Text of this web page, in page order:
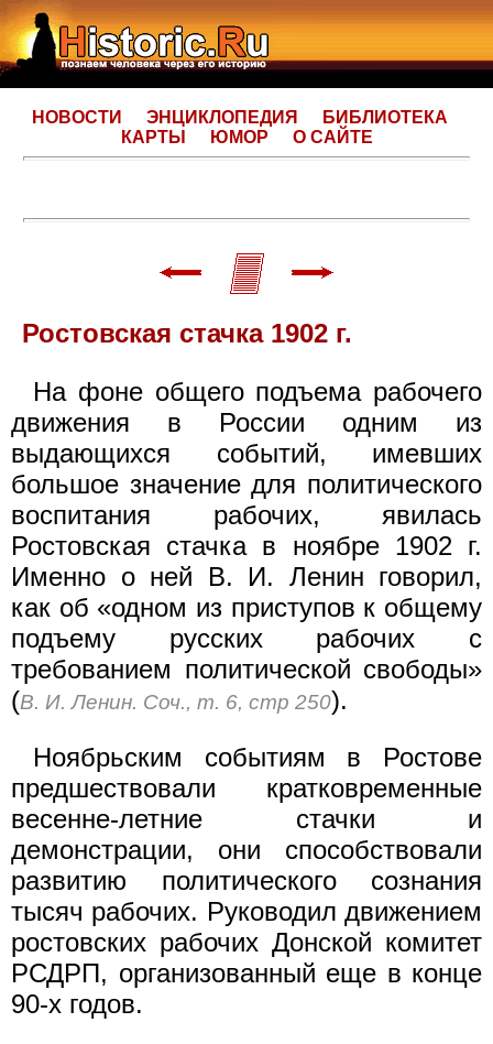
НОВОСТИ ЭНЦИКЛОПЕДИЯ
БИБЛИОТЕКА
КАРТЫ
ЮМОР О САЙТЕ
Ростовская стачка 1902 г.
На фоне общего подъема рабочего
движения в России одним из
выдающихся событий, имевших
большое значение для политического
воспитания рабочих, явилась
Ростовская стачка в ноябре 1902 г.
Именно о ней В. И. Ленин говорил,
как об «одном из приступов к общему
подъему русских рабочих с
требованием политической свободы»
(В. И. Ленин. Соч., т. 6, стр 250).
Ноябрьским событиям в Ростове
предшествовали кратковременные
весенне-летние стачки и
демонстрации, они способствовали
развитию политического сознания
тысяч рабочих. Руководил движением
ростовских рабочих Донской комитет
РСДРП, организованный еще в конце
90-х годов.